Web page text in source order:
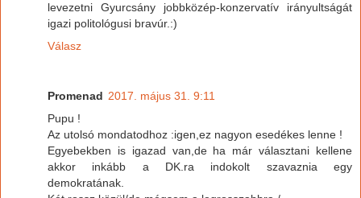
levezetni Gyurcsány jobbközép-konzervatív irányultságát
igazi politológusi bravúr.:)
Válasz
Promenad 2017. május 31. 9:11
Pupu !
Az utolsó mondatodhoz :igen,ez nagyon esedékes lenne !
Egyebekben is igazad van,de ha már választani kellene
akkor inkább a DK.ra indokolt szavaznia egy
demokratának.